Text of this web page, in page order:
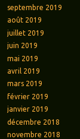
septembre 2019
août 2019
juillet 2019
juin 2019
mai 2019
avril 2019
mars 2019
février 2019
janvier 2019
décembre 2018
novembre 2018